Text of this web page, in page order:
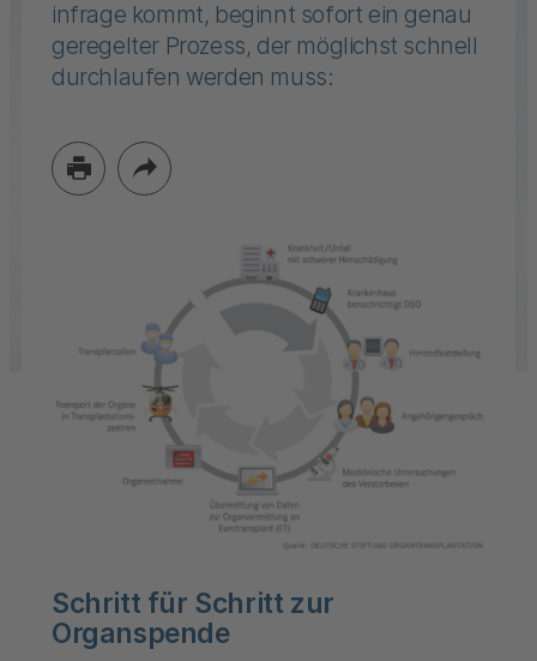
infrage kommt, beginnt sofort ein genau
geregelter Prozess, der möglichst schnell
durchlaufen werden muss:
Schritt für Schritt zur
Organspende